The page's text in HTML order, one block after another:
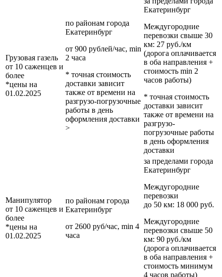
Грузовая газель
от 10 саженцев и
более
*цены на
01.02.2025
по районам города
Екатеринбург
от 900 рублей/час, min
2 часа
* точная стоимость
доставки зависит
также от времени на
разгрузо-погрузочные
работы в день
оформления доставки
>
Екатеринбург
Междугородние
перевозки свыше 30
км: 27 руб./км
(дорога оплачивается
в оба направления +
стоимость min 2
часов работы)
* точная стоимость
доставки зависит
также от времени на
разгрузо-
погрузочные работы
в день оформления
доставки
Манипулятор
от 10 саженцев и
более
*цены на
01.02.2025
по районам города
Екатеринбург
от 2600 руб/час, min 4
часа
за пределами города
Екатеринбург
Междугородние
перевозки
до 50 км: 18 000 руб.
Междугородние
перевозки свыше 50
км: 90 руб./км
(дорога оплачивается
в оба направления +
стоимость минимум
4 часов работы)